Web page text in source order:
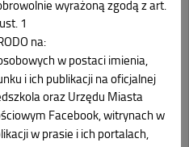
wyrażoną zgodą z art.
1
na:
w postaci imienia,
i ich publikacji na oficjalnej
oraz Urzędu Miasta
Facebook, witrynach w
w prasie i ich portalach,